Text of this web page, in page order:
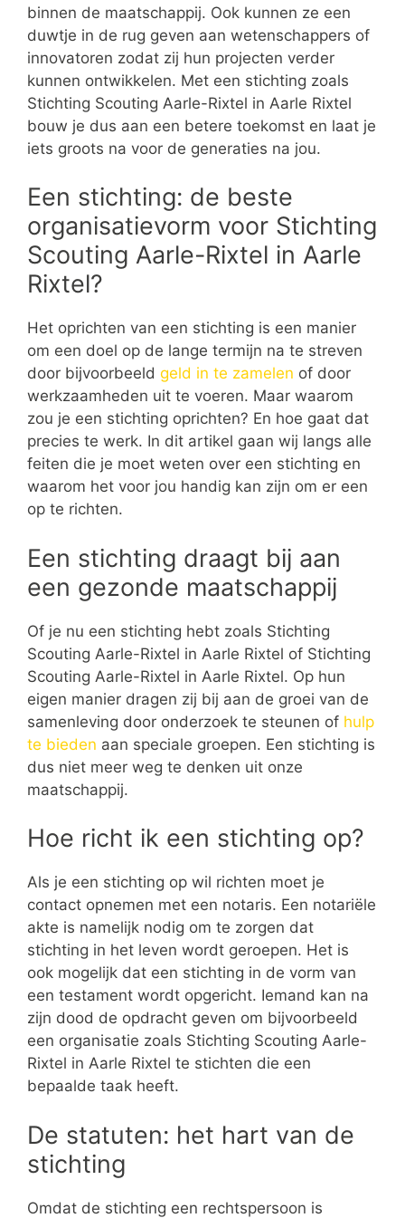
binnen de maatschappij. Ook kunnen ze een
duwtje in de rug geven aan wetenschappers of
innovatoren zodat zij hun projecten verder
kunnen ontwikkelen. Met een stichting zoals
Stichting Scouting Aarle-Rixtel in Aarle Rixtel
bouw je dus aan een betere toekomst en laat je
iets groots na voor de generaties na jou.
Een stichting: de beste
organisatievorm voor Stichting
Scouting Aarle-Rixtel in Aarle
Rixtel?
Het oprichten van een stichting is een manier
om een doel op de lange termijn na te streven
door bijvoorbeeld geld in te zamelen of door
werkzaamheden uit te voeren. Maar waarom
zou je een stichting oprichten? En hoe gaat dat
precies te werk. In dit artikel gaan wij langs alle
feiten die je moet weten over een stichting en
waarom het voor jou handig kan zijn om er een
op te richten.
Een stichting draagt bij aan
een gezonde maatschappij
Of je nu een stichting hebt zoals Stichting
Scouting Aarle-Rixtel in Aarle Rixtel of Stichting
Scouting Aarle-Rixtel in Aarle Rixtel. Op hun
eigen manier dragen zij bij aan de groei van de
samenleving door onderzoek te steunen of hulp
te bieden aan speciale groepen. Een stichting is
dus niet meer weg te denken uit onze
maatschappij.
Hoe richt ik een stichting op?
Als je een stichting op wil richten moet je
contact opnemen met een notaris. Een notariële
akte is namelijk nodig om te zorgen dat
stichting in het leven wordt geroepen. Het is
ook mogelijk dat een stichting in de vorm van
een testament wordt opgericht. Iemand kan na
zijn dood de opdracht geven om bijvoorbeeld
een organisatie zoals Stichting Scouting Aarle-
Rixtel in Aarle Rixtel te stichten die een
bepaalde taak heeft.
De statuten: het hart van de
stichting
Omdat de stichting een rechtspersoon is